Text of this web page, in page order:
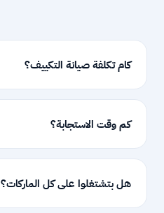
كام تكلفة صيانة التكييف؟
كم وقت الاستجابة؟
هل بتشتغلوا على كل الماركات؟